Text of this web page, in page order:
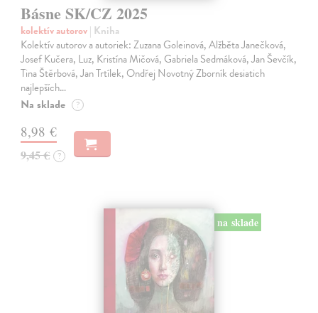
Básne SK/CZ 2025
kolektív autorov| Kniha
Kolektív autorov a autoriek: Zuzana Goleinová, Alžběta Janečková,
Josef Kučera, Luz, Kristína Mičová, Gabriela Sedmáková, Jan Ševčík,
Tina Štěrbová, Jan Trtílek, Ondřej Novotný Zborník desiatich
najlepších…
Na sklade ?
8,98 €
9,45 € ?
na sklade